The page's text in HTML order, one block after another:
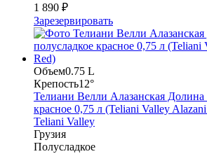
1 890 ₽
Зарезервировать
Объем0.75 L
Крепость12°
Телиани Велли Алазанская Долина
красное 0,75 л (Teliani Valley
Teliani Valley
Грузия
Полусладкое